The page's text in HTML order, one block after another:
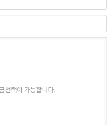
선택이 가능합니다.